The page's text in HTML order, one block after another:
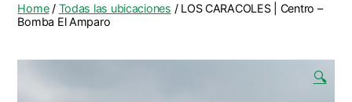
Home/ Todas las ubicaciones / LOS CARACOLES | Centro –
Bomba El Amparo
🔍